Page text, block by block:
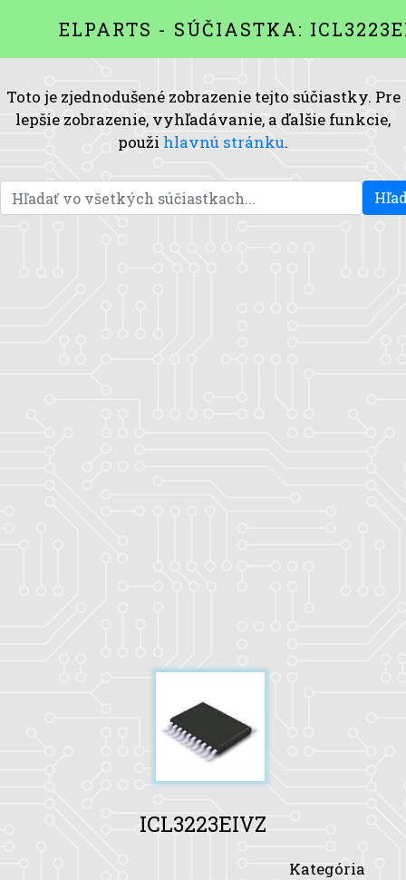
ELPARTS - SÚČIASTKA:
Toto je zjednodušené zobrazenie tejto súčiastky. Pre
lepšie zobrazenie, vyhľadávanie, a ďalšie funkcie,
použi hlavnú stránku.
ICL3223EIVZ
Kategória